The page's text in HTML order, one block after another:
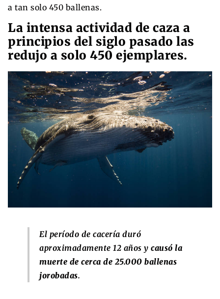
a tan solo 450 ballenas.
La intensa actividad de caza a
principios del siglo pasado las
redujo a solo 450 ejemplares.
El período de cacería duró
aproximadamente 12 años y causó la
muerte de cerca de 25.000 ballenas
jorobadas.